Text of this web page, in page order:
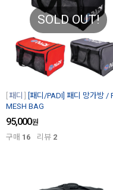
SOLD OUT!
패디
[패디/PADI] 패디 망가방 /
MESH BAG
95,000원
구매 16 리뷰 2